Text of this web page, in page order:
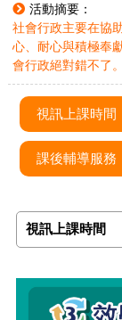
活動摘要：
社會行政主要在協
心、耐心與積極奉
會行政絕對錯不了。
視訊上課時間
課後輔導服務
視訊上課時間